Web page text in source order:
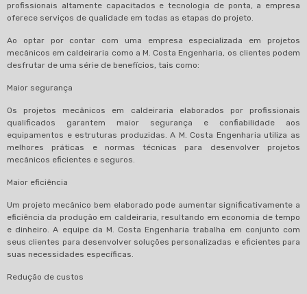
profissionais altamente capacitados e tecnologia de ponta, a empresa
oferece serviços de qualidade em todas as etapas do projeto.
Ao optar por contar com uma empresa especializada em projetos
mecânicos em caldeiraria como a M. Costa Engenharia, os clientes podem
desfrutar de uma série de benefícios, tais como:
Maior segurança
Os projetos mecânicos em caldeiraria elaborados por profissionais
qualificados garantem maior segurança e confiabilidade aos
equipamentos e estruturas produzidas. A M. Costa Engenharia utiliza as
melhores práticas e normas técnicas para desenvolver projetos
mecânicos eficientes e seguros.
Maior eficiência
Um projeto mecânico bem elaborado pode aumentar significativamente a
eficiência da produção em caldeiraria, resultando em economia de tempo
e dinheiro. A equipe da M. Costa Engenharia trabalha em conjunto com
seus clientes para desenvolver soluções personalizadas e eficientes para
suas necessidades específicas.
Redução de custos